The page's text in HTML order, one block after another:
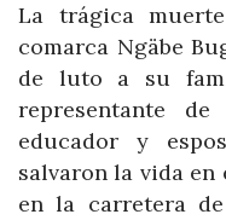
La trágica
comarca Ngäbe
de luto a su
representante
educador y
salvaron la vida
en la carretera